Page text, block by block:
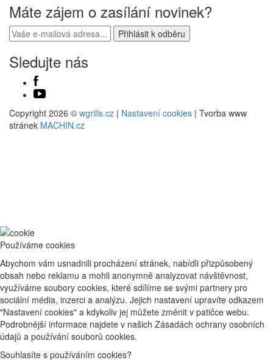
Máte zájem o zasílání novinek?
Sledujte nás
Copyright 2026 © wgrills.cz | Nastavení cookies | Tvorba www
stránek MACHIN.cz
Používáme cookies
Abychom vám usnadnili procházení stránek, nabídli přizpůsobený
obsah nebo reklamu a mohli anonymně analyzovat návštěvnost,
využíváme soubory cookies, které sdílíme se svými partnery pro
sociální média, inzerci a analýzu. Jejich nastavení upravíte odkazem
"Nastavení cookies" a kdykoliv jej můžete změnit v patičce webu.
Podrobnější informace najdete v našich Zásadách ochrany osobních
údajů a používání souborů cookies.
Souhlasíte s používáním cookies?